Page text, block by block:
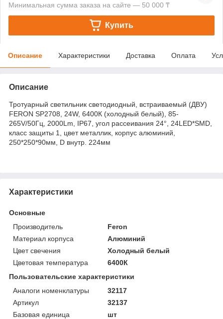
Минимальная сумма заказа на сайте — 50 000 ₸
Купить
Описание Характеристики Доставка Оплата
Описание
Тротуарный светильник светодиодный, встраиваемый (ДВУ)
FERON SP2708, 24W, 6400К (холодный белый), 85-
265V/50Гц, 2000Lm, IP67, угол рассеивания 24°, 24LED*SMD,
класс защиты 1, цвет металлик, корпус алюминий,
250*250*90мм, D внутр. 224мм
Характеристики
Основные
Производитель
Feron
Материал корпуса
Алюминий
Цвет свечения
Холодный белый
Цветовая температура
6400К
Пользовательские характеристики
Аналоги номенклатуры
32117
Артикул
32137
Базовая единица
шт